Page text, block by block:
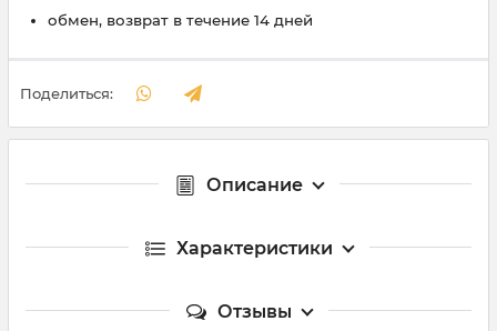
обмен, возврат в течение 14 дней
Поделиться:
Описание
Характеристики
Отзывы